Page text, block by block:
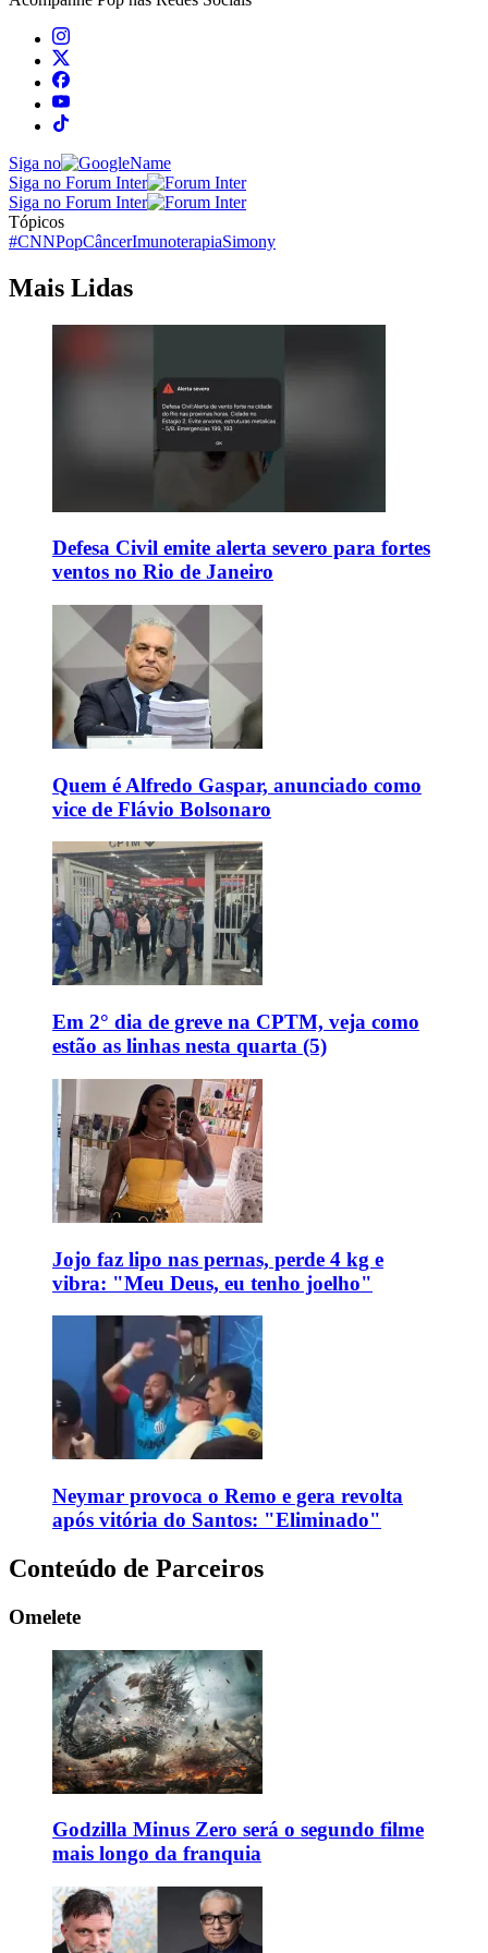
Siga no
Siga no Forum Inter
Siga no Forum Inter
Tópicos
#CNNPopCâncerImunoterapiaSimony
Mais Lidas
Defesa Civil emite alerta severo para fortes
ventos no Rio de Janeiro
Quem é Alfredo Gaspar, anunciado como
vice de Flávio Bolsonaro
Em 2° dia de greve na CPTM, veja como
estão as linhas nesta quarta (5)
Jojo faz lipo nas pernas, perde 4 kg e
vibra: "Meu Deus, eu tenho joelho"
Neymar provoca o Remo e gera revolta
após vitória do Santos: "Eliminado"
Conteúdo de Parceiros
Omelete
Godzilla Minus Zero será o segundo filme
mais longo da franquia